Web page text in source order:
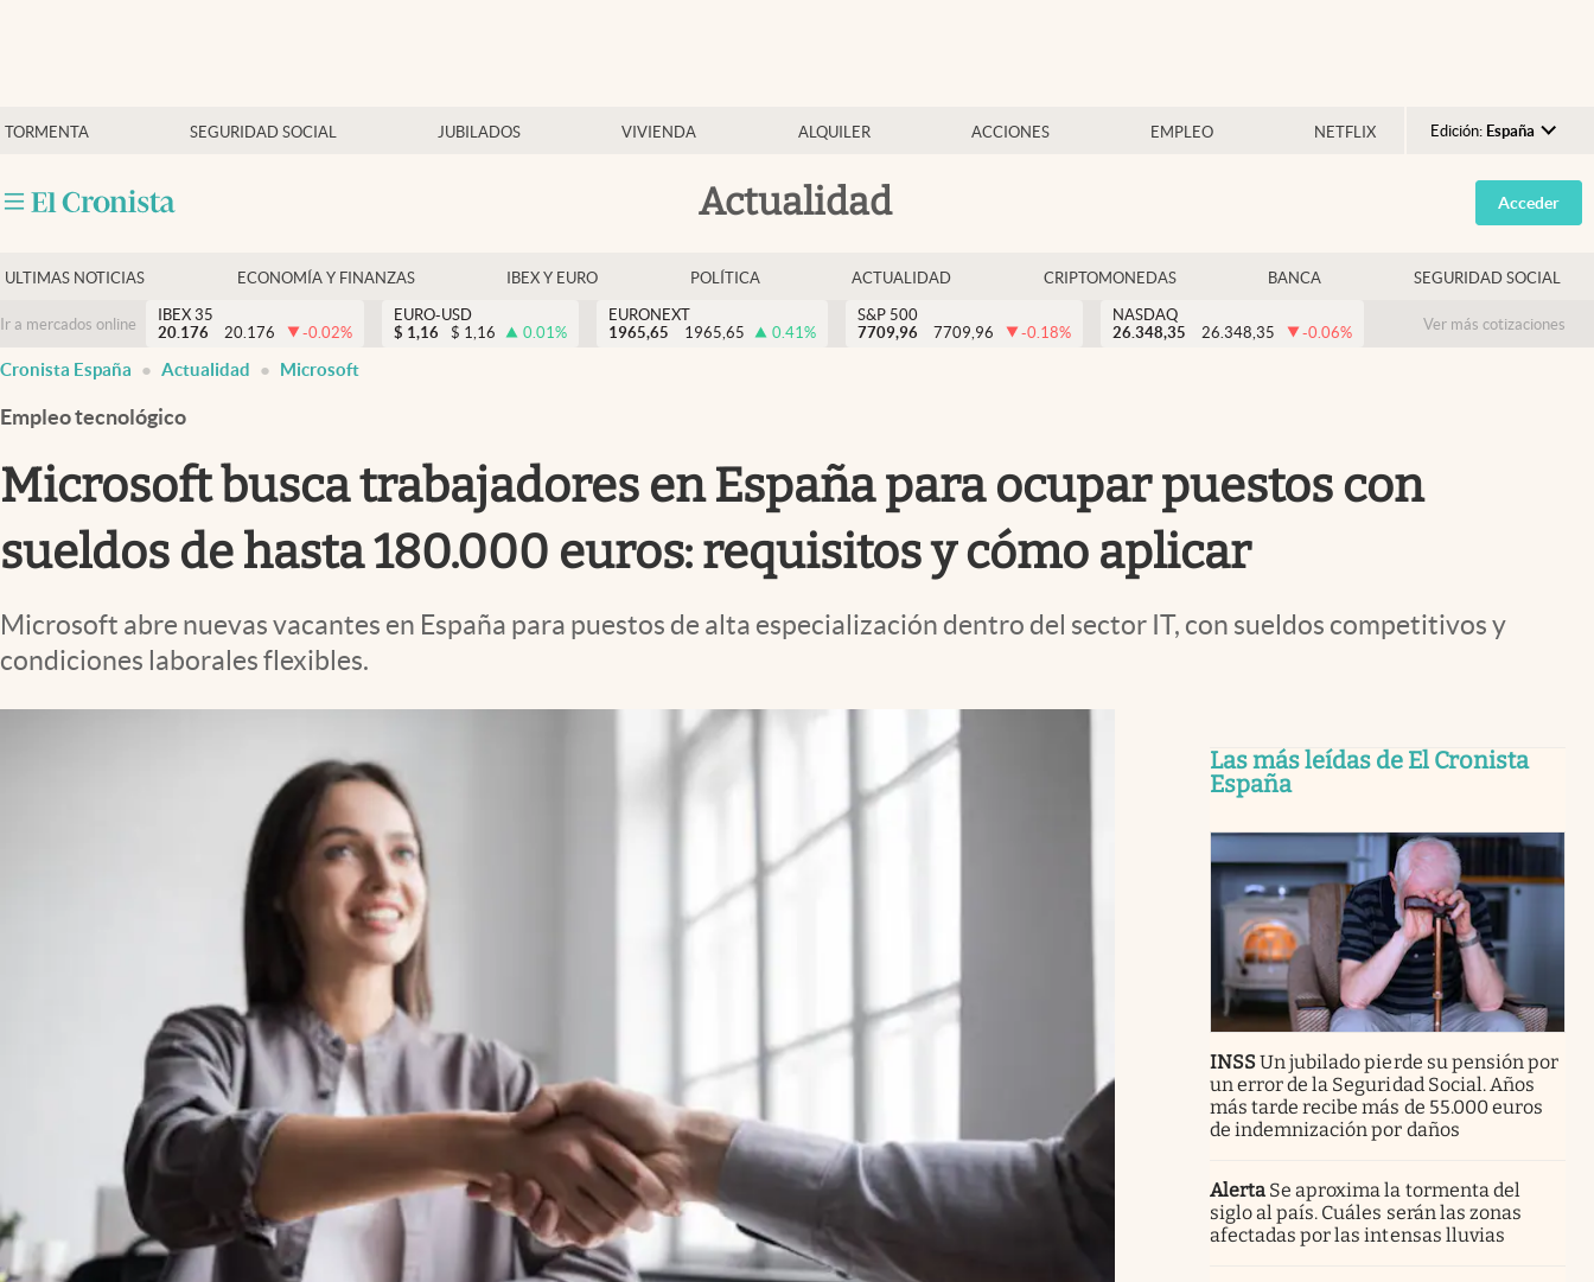
TORMENTA SEGURIDAD SOCIAL JUBILADOS VIVIENDA ALQUILER ACCIONES EMPLEO NETFLIX Edición: España
Argentina
España
USA
Colombia
Actualidad
Economía y finanzas
Criptomonedas
Acceder
ULTIMAS NOTICIAS ECONOMÍA Y FINANZAS IBEX Y EURO POLÍTICA ACTUALIDAD CRIPTOMONEDAS BANCA SEGURIDAD SOCIAL
Ir a mercados online
IBEX 35
20.176
20.176 -0.02%
EURO-USD
$ 1,16 $ 1,16 0.01%
EURONEXT
1965,65
1965,65 0.41%
S&P 500
7709,96
7709,96 -0.18%
NASDAQ
26.348,35
26.348,35 -0.06% Ver más cotizaciones
Cronista España Actualidad Microsoft
Empleo tecnológico
Microsoft busca trabajadores en España para ocupar puestos con
sueldos de hasta 180.000 euros: requisitos y cómo aplicar
Microsoft abre nuevas vacantes en España para puestos de alta especialización dentro del sector IT, con sueldos competitivos y
condiciones laborales flexibles.
Las más leídas de El Cronista
España
INSSUn jubilado pierde su pensión por
un error de la Seguridad Social. Años
más tarde recibe más de 55.000 euros
de indemnización por daños
Alerta Se aproxima la tormenta del
siglo al país. Cuáles serán las zonas
afectadas por las intensas lluvias